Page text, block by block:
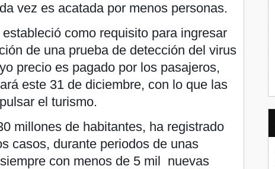
vez es acatada por menos personas.
como requisito para ingresar
de una prueba de detección del virus
precio es pagado por los pasajeros,
este 31 de diciembre, con lo que las
el turismo.
millones de habitantes, ha registrado
casos, durante periodos de unas
con menos de 5 mil nuevas